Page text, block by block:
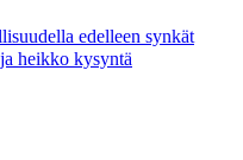
edelleen synkät
heikko kysyntä